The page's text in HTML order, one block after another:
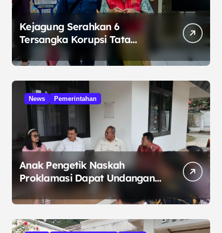
Kejagung Serahkan 6
Tersangka Korupsi Tata
Kelola Minyak ke Penuntut
Umum
News Pemerintahan
Anak Pengetik Naskah
Proklamasi Dapat Undangan
HUT RI dari Presiden
Prabowo